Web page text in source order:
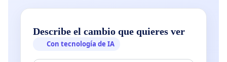
Describe el cambio que quieres ver
Con tecnología de IA